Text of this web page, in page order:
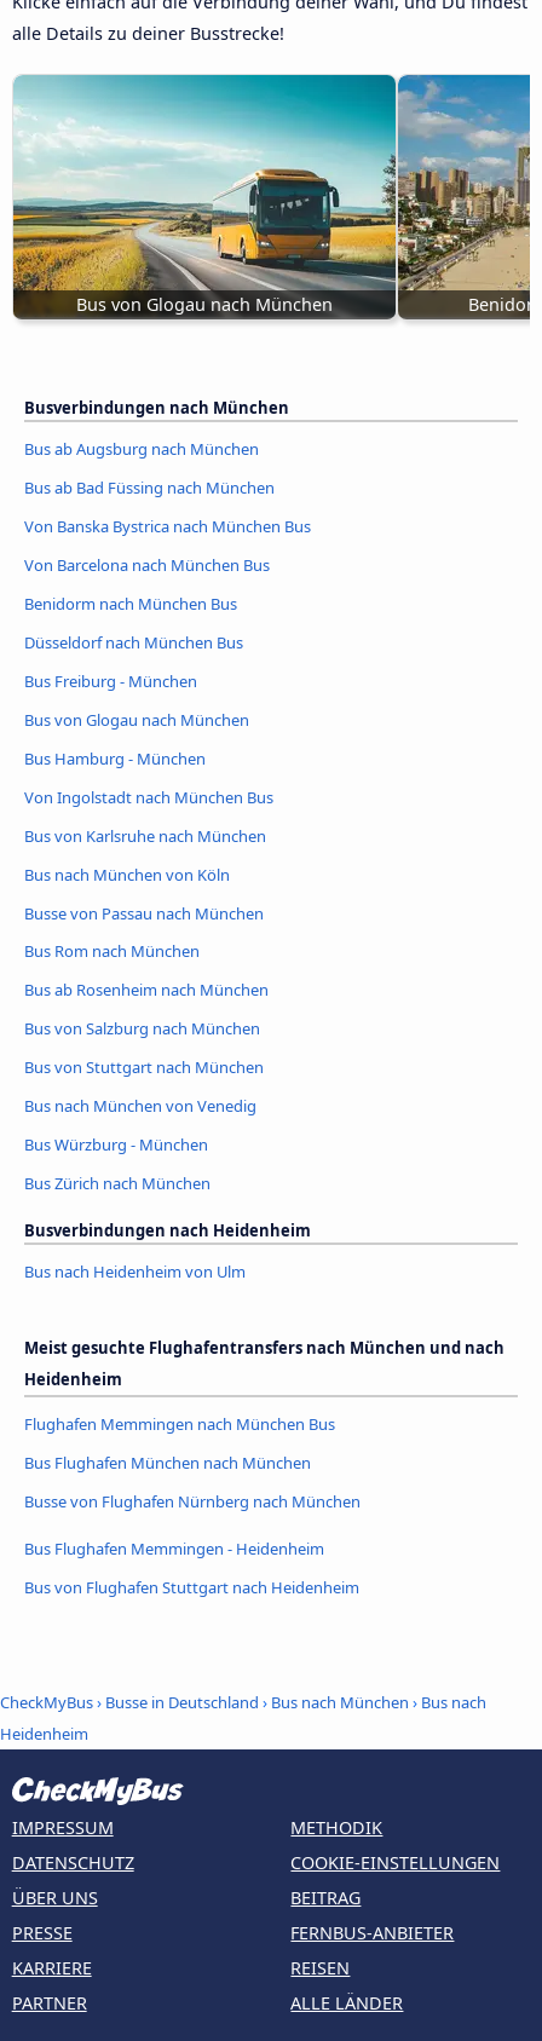
alle Details zu deiner Busstrecke!
Bus von Glogau nach München
Busverbindungen nach München
Bus ab Augsburg nach München
Bus ab Bad Füssing nach München
Von Banska Bystrica nach München Bus
Von Barcelona nach München Bus
Benidorm nach München Bus
Düsseldorf nach München Bus
Bus Freiburg - München
Bus von Glogau nach München
Bus Hamburg - München
Von Ingolstadt nach München Bus
Bus von Karlsruhe nach München
Bus nach München von Köln
Busse von Passau nach München
Bus Rom nach München
Bus ab Rosenheim nach München
Bus von Salzburg nach München
Bus von Stuttgart nach München
Bus nach München von Venedig
Bus Würzburg - München
Bus Zürich nach München
Busverbindungen nach Heidenheim
Bus nach Heidenheim von Ulm
Meist gesuchte Flughafentransfers nach München und nach
Heidenheim
Flughafen Memmingen nach München Bus
Bus Flughafen München nach München
Busse von Flughafen Nürnberg nach München
Bus Flughafen Memmingen - Heidenheim
Bus von Flughafen Stuttgart nach Heidenheim
CheckMyBus› Busse in Deutschland › Bus nach München › Bus nach
Heidenheim
IMPRESSUM
DATENSCHUTZ
ÜBER UNS
PRESSE
KARRIERE
PARTNER
METHODIK
COOKIE-EINSTELLUNGEN
BEITRAG
FERNBUS-ANBIETER
REISEN
ALLE LÄNDER